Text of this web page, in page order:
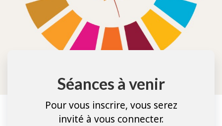
Séances à venir
Pour vous inscrire, vous serez
invité à vous connecter.